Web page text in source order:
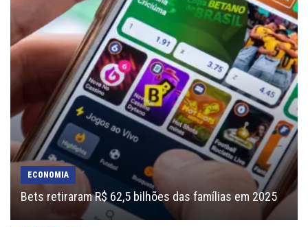
ECONOMIA
Bets retiraram R$ 62,5 bilhões das famílias em 2025